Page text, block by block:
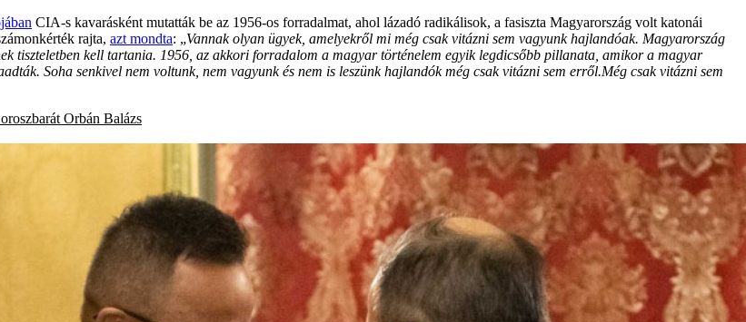
CIA-s kavarásként mutatták be az 1956-os forradalmat, ahol lázadó radikálisok, a fasiszta Magyarország volt katonái
rajta, azt mondta: „Vannak olyan ügyek, amelyekről mi még csak vitázni sem vagyunk hajlandóak. Magyarország
tiszteletben kell tartania. 1956, az akkori forradalom a magyar történelem egyik legdicsőbb pillanata, amikor a magyar
Soha senkivel nem voltunk, nem vagyunk és nem is leszünk hajlandók még csak vitázni sem erről.Még csak vitázni sem
oroszbarát Orbán Balázs